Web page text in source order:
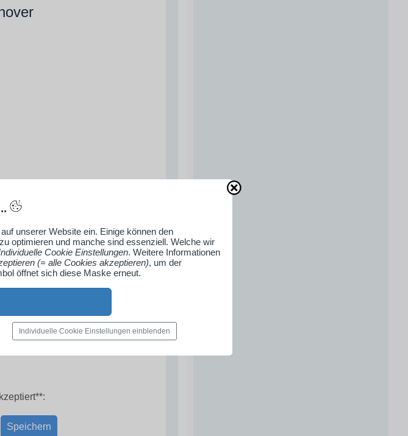
Speichern
unserer Website ein. Einige können den
optimieren und manche sind essenziell. Welche wir
Cookie Einstellungen. Weitere Informationen
(= alle Cookies akzeptieren), um der
öffnet sich diese Maske erneut.
Individuelle Cookie Einstellungen einblenden